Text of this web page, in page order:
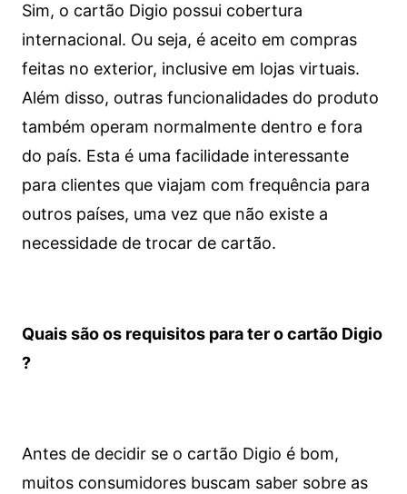
Sim, o cartão Digio possui cobertura
internacional. Ou seja, é aceito em compras
feitas no exterior, inclusive em lojas virtuais.
Além disso, outras funcionalidades do produto
também operam normalmente dentro e fora
do país. Esta é uma facilidade interessante
para clientes que viajam com frequência para
outros países, uma vez que não existe a
necessidade de trocar de cartão.
Quais são os requisitos para ter o cartão Digio
?
Antes de decidir se o cartão Digio é bom,
muitos consumidores buscam saber sobre as